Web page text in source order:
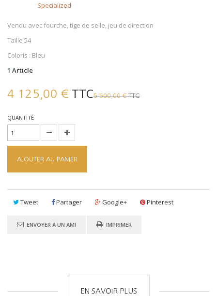
Specialized
Vendu avec fourche, tige de selle, jeu de direction
Taille 54
Coloris : Bleu
1 Article
4 125,00 € TTC5 500,00 €TTC
QUANTITÉ
AJOUTER AU PANIER
Tweet Partager Google+ Pinterest
ENVOYER À UN AMI IMPRIMER
EN SAVOIR PLUS